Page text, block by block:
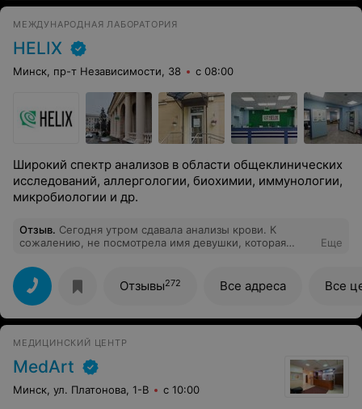
МЕЖДУНАРОДНАЯ ЛАБОРАТОРИЯ
HELIX
Минск, пр-т Независимости, 38 с 08:00
Широкий спектр анализов в области общеклинических
исследований, аллергологии, биохимии, иммунологии,
микробиологии и др.
Отзыв. Сегодня утром сдавала анализы крови. К
сожалению, не посмотрела имя девушки, которая
Пожалуйста, передайте ей большое спасибо за ее
понимание и доброту к таким боящимся людям, как я:)
Еще
Отзывы272 Все адреса Все
МЕДИЦИНСКИЙ ЦЕНТР
MedArt
Минск, ул. Платонова, 1-В с 10:00